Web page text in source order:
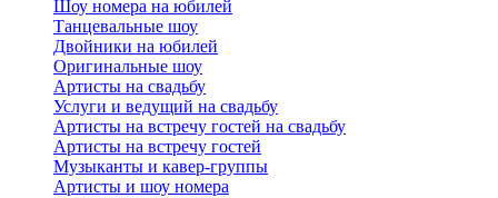
Шоу номера на юбилей
Танцевальные шоу
Двойники на юбилей
Оригинальные шоу
Артисты на свадьбу
Услуги и ведущий на свадьбу
Артисты на встречу гостей на свадьбу
Артисты на встречу гостей
Музыканты и кавер-группы
Артисты и шоу номера